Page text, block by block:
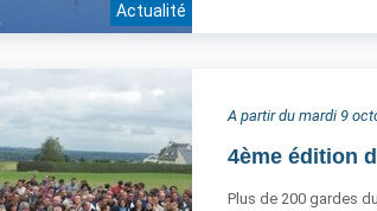
Actualité
A partir du mardi 9
4ème édition
Plus de 200 gardes